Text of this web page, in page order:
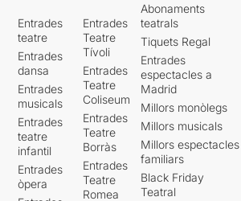
Entrades
teatre
Entrades
dansa
Entrades
musicals
Entrades
teatre
infantil
Entrades
òpera
Entrades
Teatre
Tívoli
Entrades
Teatre
Coliseum
Entrades
Teatre
Borràs
Entrades
Teatre
Romea
Abonaments
teatrals
Tiquets Regal
Entrades
espectacles a
Madrid
Millors monòlegs
Millors musicals
Millors espectacles
familiars
Black Friday
Teatral